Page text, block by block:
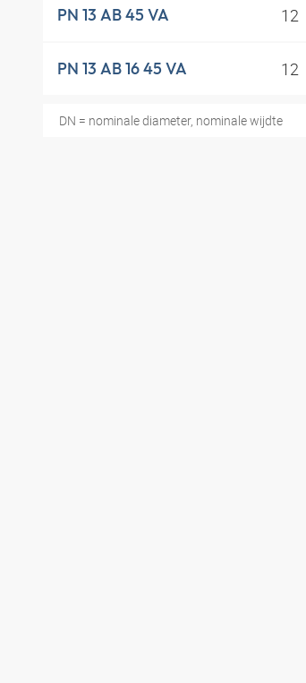
PN 13 AB 45 VA 12
PN 13 AB 16 45 VA 12
DN = nominale diameter, nominale wijdte